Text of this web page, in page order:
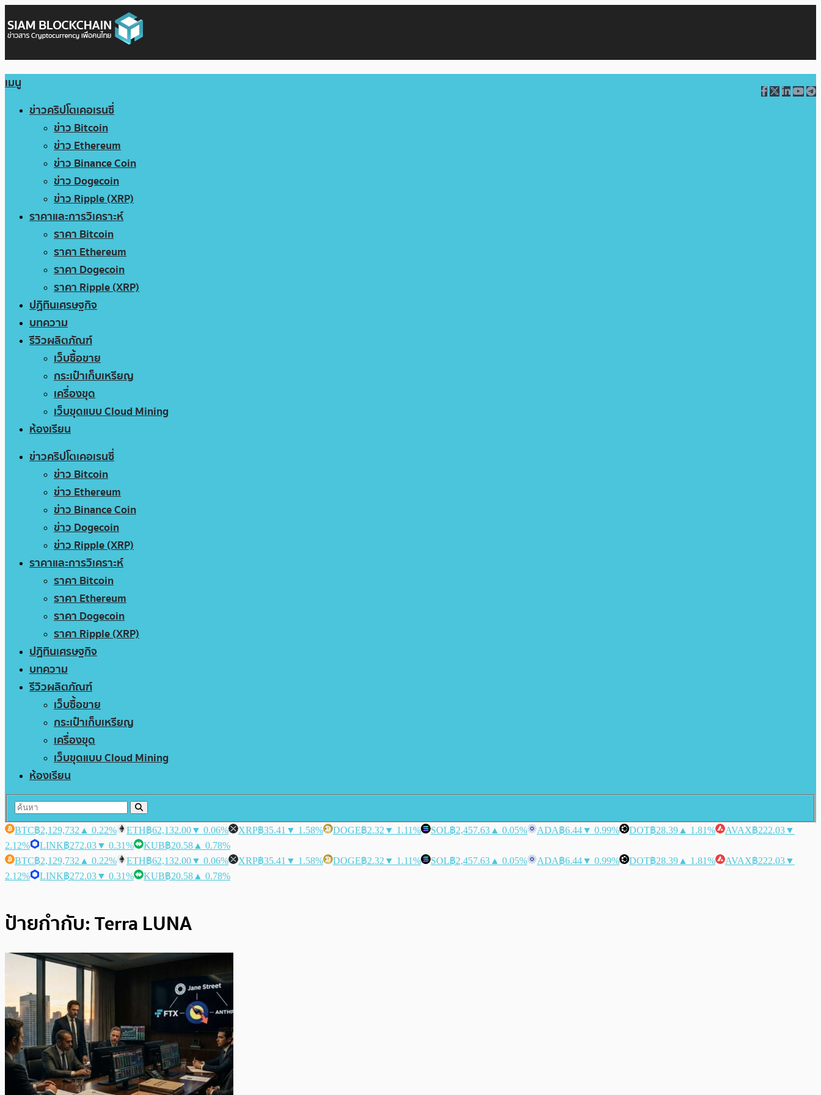
เมนู
ข่าวคริปโตเคอเรนซี่
ข่าว Bitcoin
ข่าว Ethereum
ข่าว Binance Coin
ข่าว Dogecoin
ข่าว Ripple (XRP)
ราคาและการวิเคราะห์
ราคา Bitcoin
ราคา Ethereum
ราคา Dogecoin
ราคา Ripple (XRP)
ปฏิทินเศรษฐกิจ
บทความ
รีวิวผลิตภัณฑ์
เว็บซื้อขาย
กระเป๋าเก็บเหรียญ
เครื่องขุด
เว็บขุดแบบ Cloud Mining
ห้องเรียน
ข่าวคริปโตเคอเรนซี่
ข่าว Bitcoin
ข่าว Ethereum
ข่าว Binance Coin
ข่าว Dogecoin
ข่าว Ripple (XRP)
ราคาและการวิเคราะห์
ราคา Bitcoin
ราคา Ethereum
ราคา Dogecoin
ราคา Ripple (XRP)
ปฏิทินเศรษฐกิจ
บทความ
รีวิวผลิตภัณฑ์
เว็บซื้อขาย
กระเป๋าเก็บเหรียญ
เครื่องขุด
เว็บขุดแบบ Cloud Mining
ห้องเรียน
BTC฿2,129,732 ▲ 0.22% ETH฿62,132.00▼ 0.06% XRP฿35.41 ▼ 1.58% DOGE฿2.32 ▼ 1.11% SOL฿2,457.63 ▲ 0.05% ADA฿6.44▼ 0.99% DOT฿28.39 ▲ 1.81% AVAX฿222.03▼
2.12%
LINK฿272.03▼ 0.31% KUB฿20.58 ▲ 0.78%
BTC฿2,129,732 ▲ 0.22% ETH฿62,132.00▼ 0.06% XRP฿35.41 ▼ 1.58% DOGE฿2.32 ▼ 1.11% SOL฿2,457.63 ▲ 0.05% ADA฿6.44▼ 0.99% DOT฿28.39 ▲ 1.81% AVAX฿222.03▼
2.12%
LINK฿272.03▼ 0.31% KUB฿20.58 ▲ 0.78%
ป้ายกำกับ:Terra LUNA